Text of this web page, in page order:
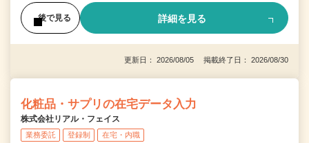
後で見る 詳細を見る
更新日： 2026/08/05 掲載終了日： 2026/08/30
化粧品・サプリの在宅データ入力
株式会社リアル・フェイス
業務委託 登録制 在宅・内職